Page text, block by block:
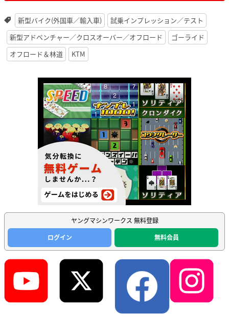
新型バイク(外国車／輸入車)
試乗インプレッション／テスト
新型アドベンチャー／クロスオーバー／オフロード
ゴーライド
オフロード＆林道
KTM
ヤングマシンワークス 無料登録
ログイン
無料会員